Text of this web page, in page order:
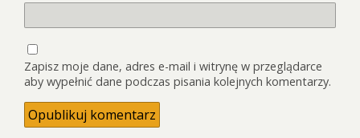
Zapisz moje dane, adres e-mail i witrynę w przeglądarce
aby wypełnić dane podczas pisania kolejnych komentarzy.